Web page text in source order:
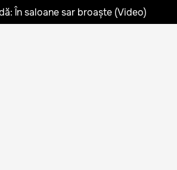
În saloane sar broaște (Video)